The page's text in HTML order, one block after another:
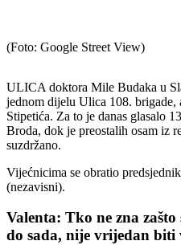
(Foto: Google Street View)
ULICA doktora Mile Budaka u
jednom dijelu Ulica 108. brigade,
Stipetića. Za to je danas glasalo
Broda, dok je preostalih osam iz
suzdržano.
Vijećnicima se obratio
(nezavisni).
Valenta: Tko ne zna
do sada, nije vrijedan biti